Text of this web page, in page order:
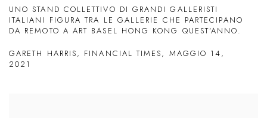
UNO STAND COLLETTIVO DI GRANDI GALLERISTI
ITALIANI FIGURA TRA LE GALLERIE CHE PARTECIPANO
DA REMOTO A ART BASEL HONG KONG QUEST’ANNO.
GARETH HARRIS, FINANCIAL TIMES, MAGGIO 14,
2021